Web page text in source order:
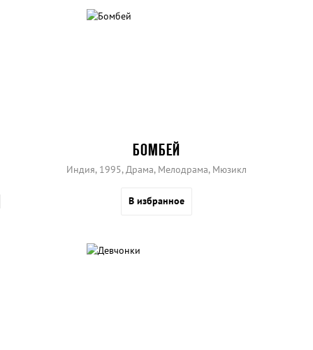
БОМБЕЙ
Индия, 1995, Драма, Мелодрама, Мюзикл
В избранное